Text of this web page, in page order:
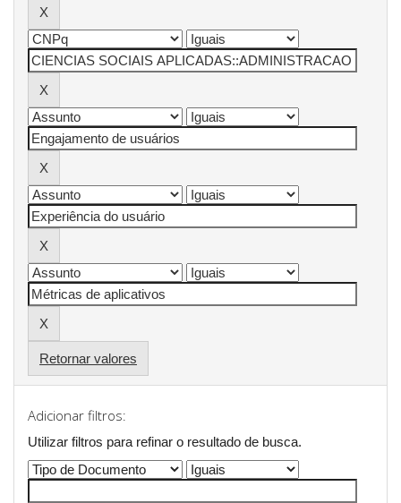
Retornar valores
Adicionar filtros:
Utilizar filtros para refinar o resultado de busca.